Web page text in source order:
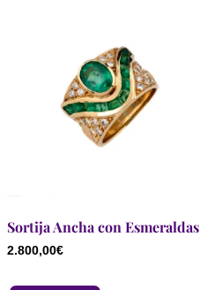
Sortija Ancha con Esmeraldas
2.800,00€